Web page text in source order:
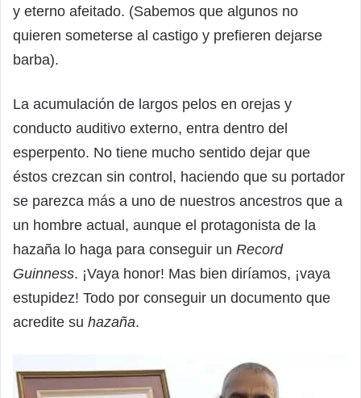
y eterno afeitado. (Sabemos que algunos no
quieren someterse al castigo y prefieren dejarse
barba).
La acumulación de largos pelos en orejas y
conducto auditivo externo, entra dentro del
esperpento. No tiene mucho sentido dejar que
éstos crezcan sin control, haciendo que su portador
se parezca más a uno de nuestros ancestros que a
un hombre actual, aunque el protagonista de la
hazaña lo haga para conseguir un Record
Guinness. ¡Vaya honor! Mas bien diríamos, ¡vaya
estupidez! Todo por conseguir un documento que
acredite su hazaña.